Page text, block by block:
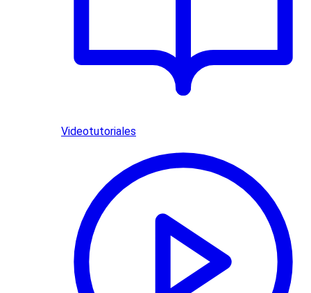
Videotutoriales